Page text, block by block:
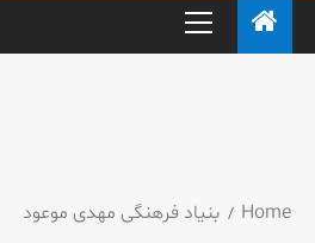
Home بنیاد فرهنگی مهدی موعود